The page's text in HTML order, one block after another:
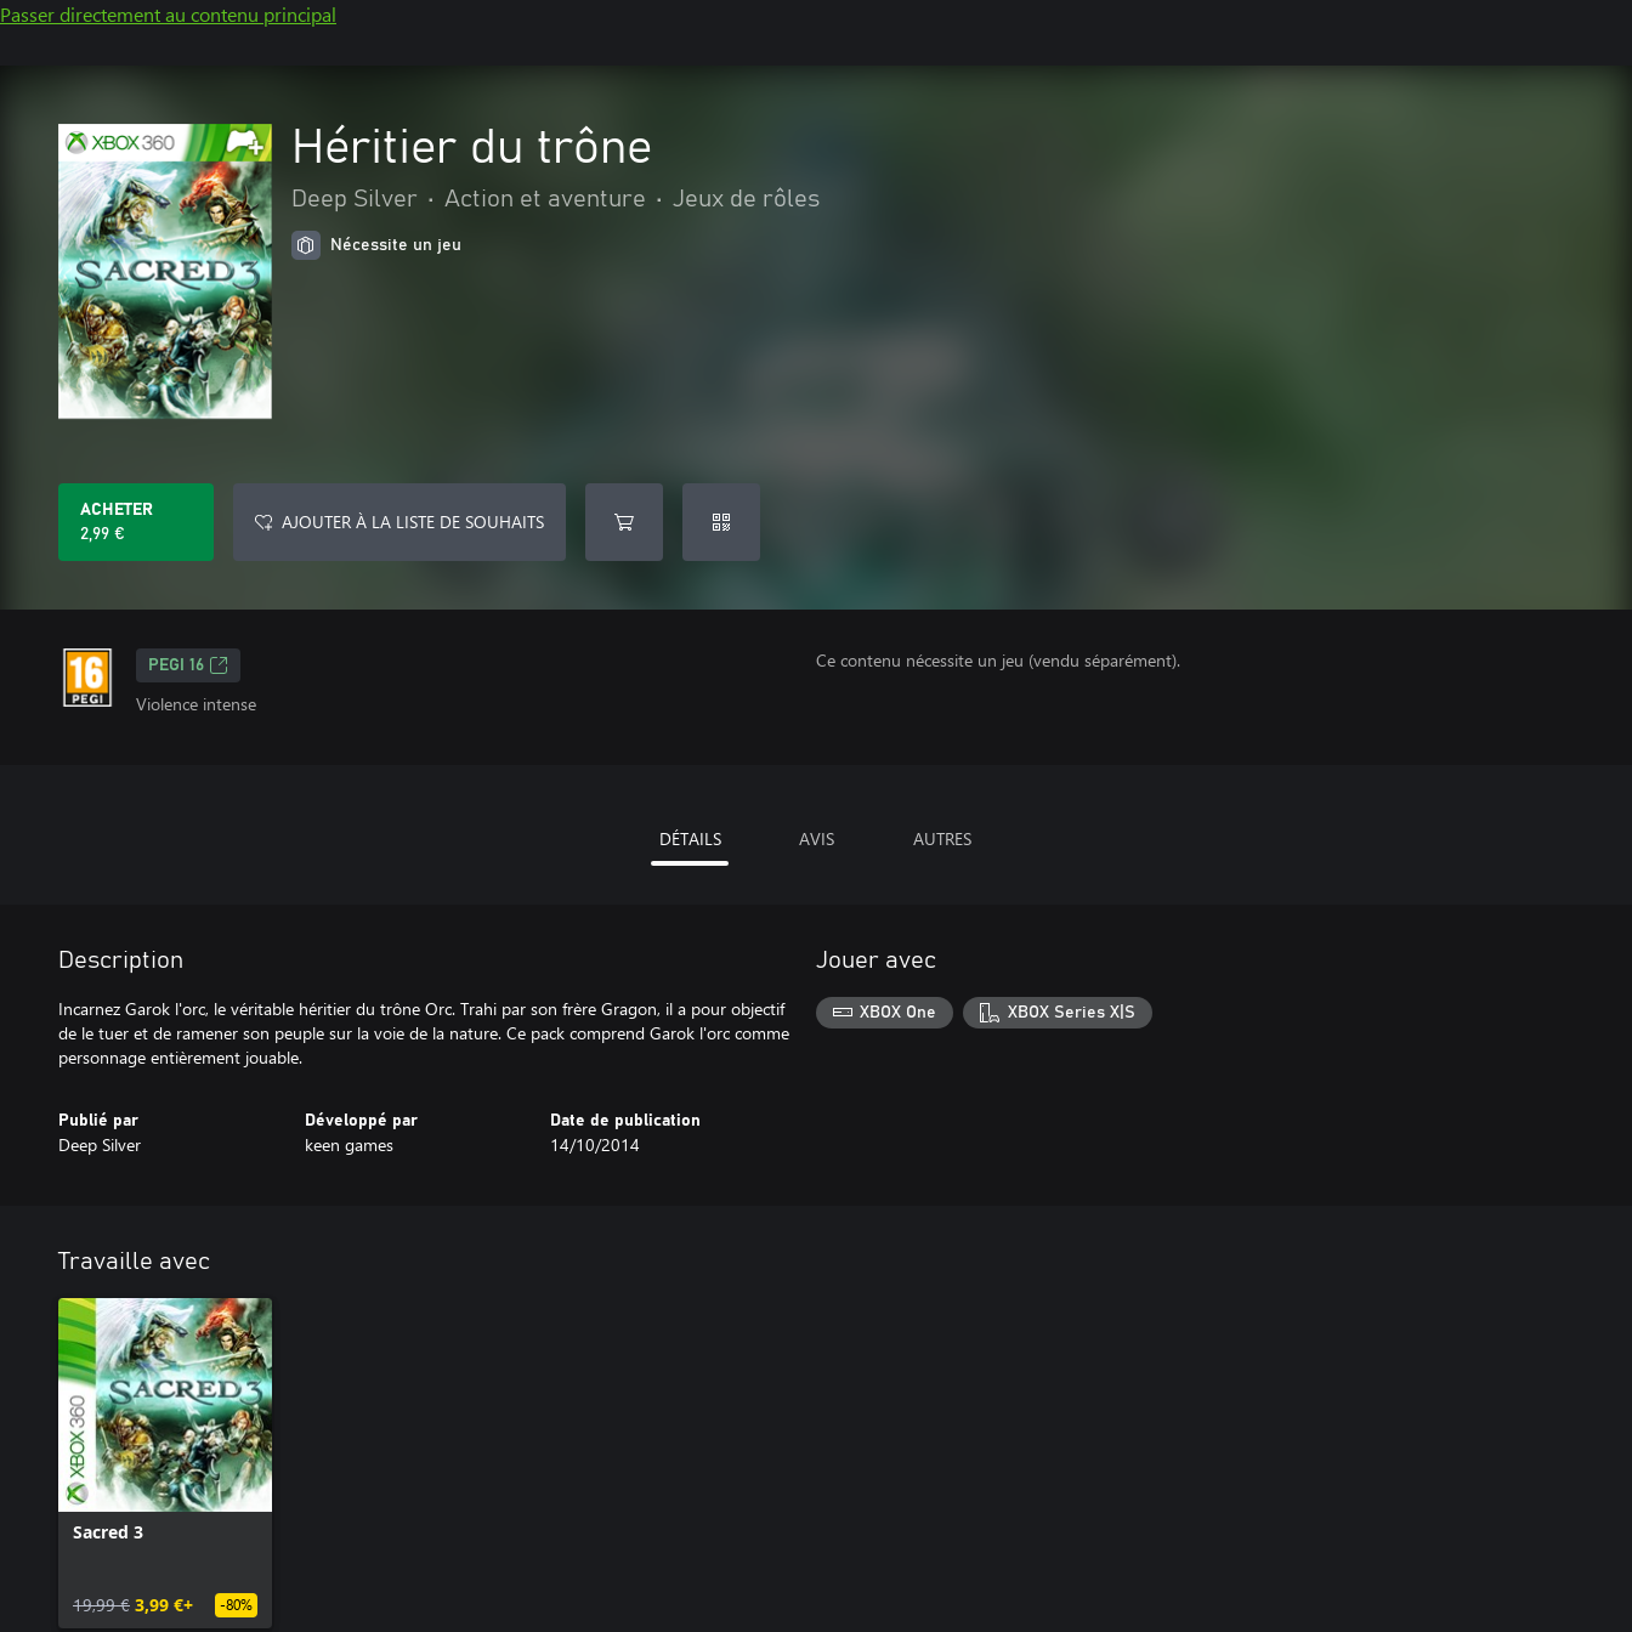
Passer directement au contenu principal
Héritier du trône
Deep Silver • Action et aventure • Jeux de rôles
Nécessite un jeu
ACHETER
2,99 €
AJOUTER À LA LISTE DE SOUHAITS
PEGI 16
Violence intense
Ce contenu nécessite un jeu (vendu séparément).
DÉTAILS AVIS AUTRES
Description
Incarnez Garok l'orc, le véritable héritier du trône Orc. Trahi par son frère Gragon, il a pour objectif
de le tuer et de ramener son peuple sur la voie de la nature. Ce pack comprend Garok l'orc comme
personnage entièrement jouable.
Publié par
Deep Silver
Développé par
keen games
Date de publication
14/10/2014
Jouer avec
XBOX One XBOX Series X|S
Travaille avec
Sacred 3
19,99 € 3,99 €+ -80%